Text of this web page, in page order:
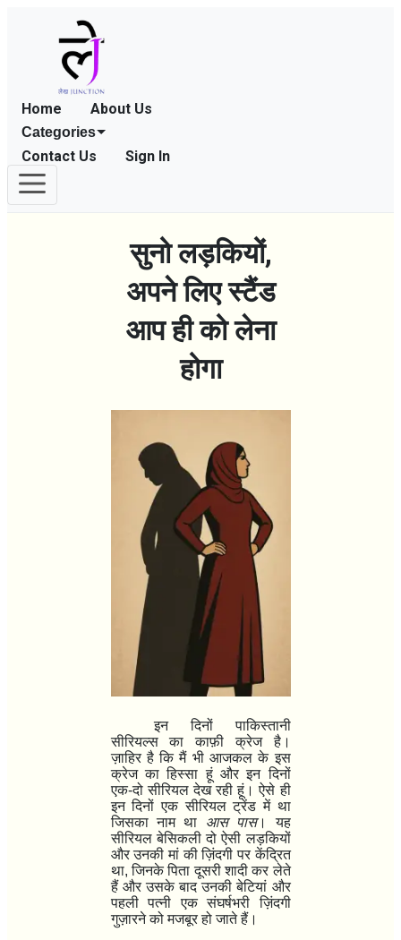
Home About Us
Categories
Contact Us Sign In
सुनो लड़कियों,
अपने लिए स्टैंड
आप ही को लेना
होगा
इन दिनों पाकिस्तानी
सीरियल्स का काफ़ी क्रेज है।
ज़ाहिर है कि मैं भी आजकल के इस
क्रेज का हिस्सा हूं और इन दिनों
एक-दो सीरियल देख रही हूं। ऐसे ही
इन दिनों एक सीरियल ट्रेंड में था
जिसका नाम था
आस पास। यह
सीरियल बेसिकली दो ऐसी लड़कियों
और उनकी मां की ज़िंदगी पर केंद्रित
था,जिनके पिता दूसरी शादी कर लेते
हैं और उसके बाद उनकी बेटियां और
पहली पत्नी एक संघर्षभरी ज़िंदगी
गुज़ारने को मजबूर हो जाते हैं।